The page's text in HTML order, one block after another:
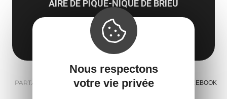
AIRE DE PIQUE-NIQUE DE BRIEU
Brieu
12420 Cantoin
Obtenir l'itinéraire
PARTAGER : E-MAIL MESSENGER FACEBOOK
Nous respectons
votre vie privée